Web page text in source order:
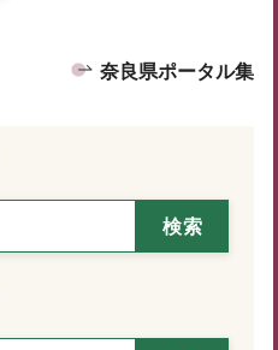
奈良県ポータル集